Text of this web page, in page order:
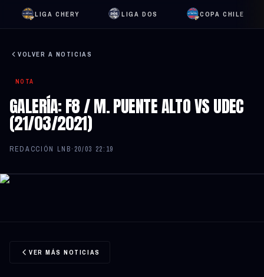
LIGA CHERY LIGA DOS COPA CHILE
VOLVER A NOTICIAS
NOTA
GALERÍA: F8 / M. PUENTE ALTO VS UDEC
(21/03/2021)
REDACCIÓN LNB· 20/03 22:19
VER MÁS NOTICIAS